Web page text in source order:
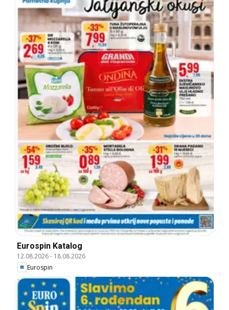
Eurospin Katalog
12.08.2026- 18.08.2026
Eurospin